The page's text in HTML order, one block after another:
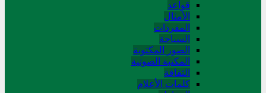
قواعد
الأمثال
المفردات
السیاحة
الصور المکتوبة
المکتبة الصوتیة
الثقافة
کلمات الأعلام